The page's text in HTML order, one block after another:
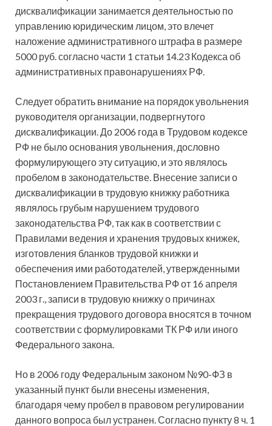
дисквалификации занимается деятельностью по
управлению юридическим лицом, это влечет
наложение административного штрафа в размере
5000 руб. согласно части 1 статьи 14.23 Кодекса об
административных правонарушениях РФ.
Следует обратить внимание на порядок увольнения
руководителя организации, подвергнутого
дисквалификации. До 2006 года в Трудовом кодексе
РФ не было основания увольнения, дословно
формулирующего эту ситуацию, и это являлось
пробелом в законодательстве. Внесение записи о
дисквалификации в трудовую книжку работника
являлось грубым нарушением трудового
законодательства РФ, так как в соответствии с
Правилами ведения и хранения трудовых книжек,
изготовления бланков трудовой книжки и
обеспечения ими работодателей, утвержденными
Постановлением Правительства РФ от 16 апреля
2003 г., записи в трудовую книжку о причинах
прекращения трудового договора вносятся в точном
соответствии с формулировками ТК РФ или иного
Федерального закона.
Но в 2006 году Федеральным законом №90-ФЗ в
указанный пункт были внесены изменения,
благодаря чему пробел в правовом регулировании
данного вопроса был устранен. Согласно пункту 8 ч. 1